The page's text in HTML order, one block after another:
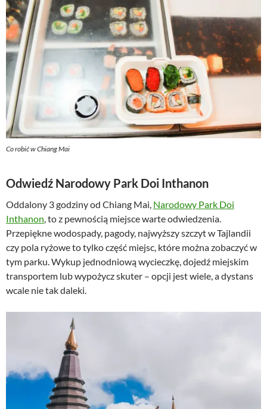
Co robić w Chiang Mai
Odwiedź Narodowy Park Doi Inthanon
Oddalony 3 godziny od Chiang Mai, Narodowy Park Doi
Inthanon, to z pewnością miejsce warte odwiedzenia.
Przepiękne wodospady, pagody, najwyższy szczyt w Tajlandii
czy pola ryżowe to tylko część miejsc, które można zobaczyć w
tym parku. Wykup jednodniową wycieczkę, dojedź miejskim
transportem lub wypożycz skuter – opcji jest wiele, a dystans
wcale nie tak daleki.